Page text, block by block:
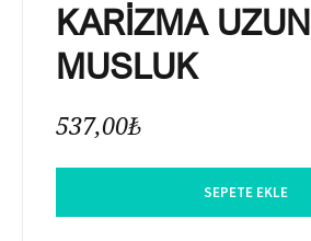
KARİZMA UZUN
MUSLUK
537,00₺
SEPETE EKLE